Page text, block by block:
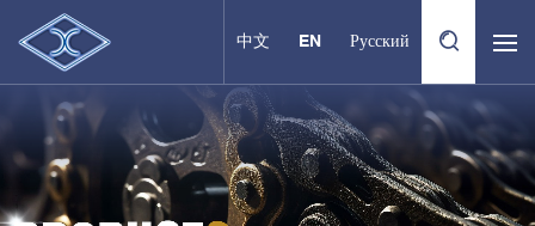
中文 EN Русский